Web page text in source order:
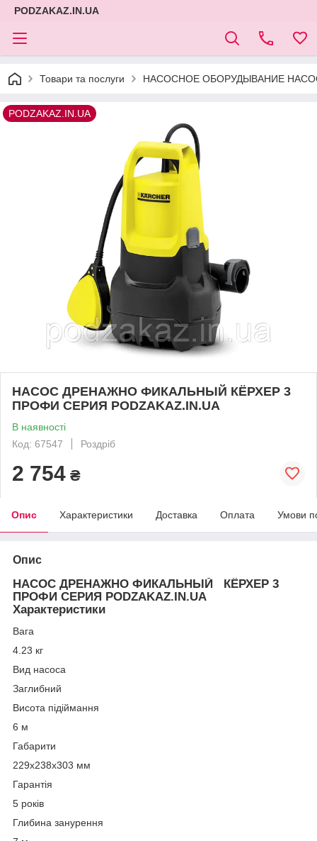
PODZAKAZ.IN.UA
Товари та послуги НАСОСНОЕ ОБОРУДЫВАНИЕ
PODZAKAZ.IN.UA
НАСОС ДРЕНАЖНО ФИКАЛЬНЫЙ КЁРХЕР 3
ПРОФИ СЕРИЯ PODZAKAZ.IN.UA
В наявності
Код: 67547
Роздріб
2 754 ₴
Опис Характеристики Доставка Оплата Умови
Опис
НАСОС ДРЕНАЖНО ФИКАЛЬНЫЙ КЁРХЕР 3
ПРОФИ СЕРИЯ PODZAKAZ.IN.UA
Характеристики
Вага
4.23 кг
Вид насоса
Заглибний
Висота підіймання
6 м
Габарити
229х238х303 мм
Гарантія
5 років
Глибина занурення